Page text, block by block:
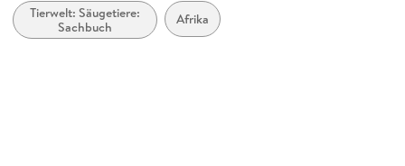
Produktart
Kalender
Tierwelt: Säugetiere:
Sachbuch
Afrika